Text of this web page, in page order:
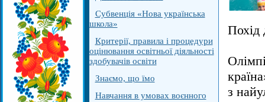
Субвенція «Нова українська
школа»
Критерії, правила і процедури
оцінювання освітньої діяльності
здобувачів освіти
Знаємо, що їмо
Навчання в умовах воєнного
Похід
з